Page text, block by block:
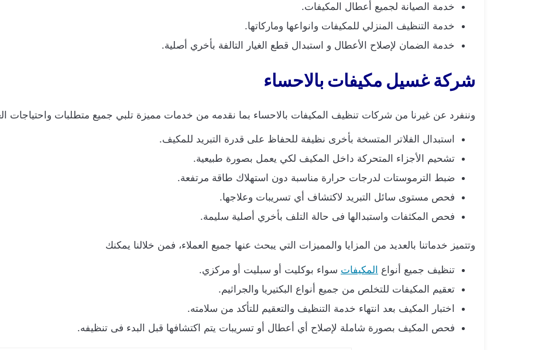
خدمة الصيانة لجميع أعطال المكيفات.
خدمة التنظيف المنزلي للمكيفات وانواعها وماركاتها.
خدمة الضمان لإصلاح الأعطال و استبدال قطع الغيار التالفة بأخري أصلية.
شركة غسيل مكيفات بالاحساء
وننفرد عن غيرنا من شركات تنظيف المكيفات بالاحساء بما نقدمه من خدمات مميزة تلبي جميع متطلبات واحتياجات
استبدال الفلاتر المتسخة بأخرى نظيفة للحفاظ على قدرة التبريد للمكيف.
تشحيم الأجزاء المتحركة داخل المكيف لكي يعمل بصورة طبيعية.
ضبط الترموستات لدرجات حرارة مناسبة دون استهلاك طاقة مرتفعة.
فحص مستوى سائل التبريد لاكتشاف أي تسريبات وعلاجها.
فحص المكثفات واستبدالها فى حالة التلف بأخري أصلية سليمة.
وتتميز خدماتنا بالعديد من المزايا والمميزات التي يبحث عنها جميع العملاء، فمن خلالنا يمكنك
تنظيف جميع أنواع المكيفات سواء بوكليت أو سبليت أو مركزي.
تعقيم المكيفات للتخلص من جميع أنواع البكتيريا والجراثيم.
اختبار المكيف بعد انتهاء خدمة التنظيف والتعقيم للتأكد من سلامته.
فحص المكيف بصورة شاملة لإصلاح أي أعطال أو تسريبات يتم اكتشافها قبل البدء فى تنظيفه.